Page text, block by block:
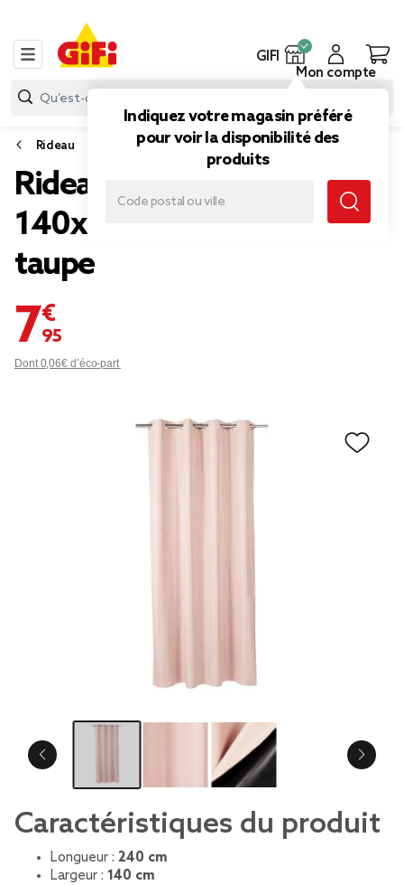
GIFI
Indiquez votre magasin préféré
pour voir la disponibilité des
produits
Mon compte
Rideau
Rideau occultant
140x240cm polyester
taupe
7,95 €
Dont 0,06€ d’éco-part
Caractéristiques du produit
Longueur : 240 cm
Largeur : 140 cm